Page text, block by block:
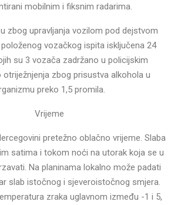
mobilnim i fiksnim radarima.
zbog upravljanja vozilom pod dejstvom
vozačkog ispita isključena 24
su 3 vozača zadržano u policijskim
otriježnjenja zbog prisustva alkohola u
preko 1,5 promila.
Vrijeme
pretežno oblačno vrijeme. Slaba
satima i tokom noći na utorak koja se u
Na planinama lokalno može padati
slab istočnog i sjeveroistočnog smjera.
zraka uglavnom između -1 i 5,